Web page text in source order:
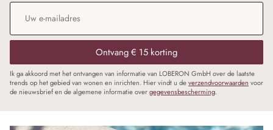
E-mailadres
Ontvang € 15 korting
Ik ga akkoord met het ontvangen van informatie van LOBERON GmbH over de laatste
trends op het gebied van wonen en inrichten. Hier vindt u deverzendvoorwaarden voor
de nieuwsbrief en de algemene informatie overgegevensbescherming.